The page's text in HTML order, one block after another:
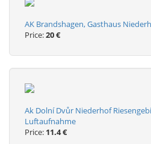
AK Brandshagen, Gasthaus
Price:20 €
Ak Dolní Dvůr Niederhof
Luftaufnahme
Price: 11.4 €